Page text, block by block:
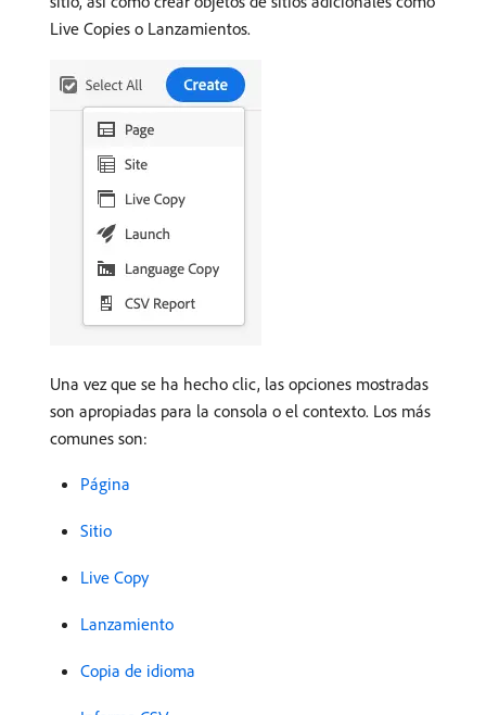
Live Copies o Lanzamientos.
Una vez que se ha hecho clic, las opciones mostradas
son apropiadas para la consola o el contexto. Los más
comunes son:
Página
Sitio
Live Copy
Lanzamiento
Copia de idioma